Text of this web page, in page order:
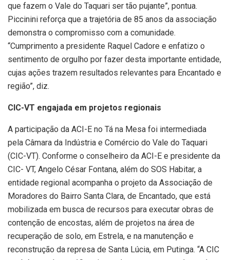
que fazem o Vale do Taquari ser tão pujante”, pontua.
Piccinini reforça que a trajetória de 85 anos da associação
demonstra o compromisso com a comunidade.
“Cumprimento a presidente Raquel Cadore e enfatizo o
sentimento de orgulho por fazer desta importante entidade,
cujas ações trazem resultados relevantes para Encantado e
região”, diz.
CIC-VT engajada em projetos regionais
A participação da ACI-E no Tá na Mesa foi intermediada
pela Câmara da Indústria e Comércio do Vale do Taquari
(CIC-VT). Conforme o conselheiro da ACI-E e presidente da
CIC- VT, Angelo César Fontana, além do SOS Habitar, a
entidade regional acompanha o projeto da Associação de
Moradores do Bairro Santa Clara, de Encantado, que está
mobilizada em busca de recursos para executar obras de
contenção de encostas, além de projetos na área de
recuperação de solo, em Estrela, e na manutenção e
reconstrução da represa de Santa Lúcia, em Putinga. “A CIC